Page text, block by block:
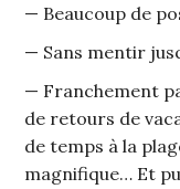
— Beaucoup de
— Sans mentir
— Franchement
de retours de
de temps à la
magnifique… Et